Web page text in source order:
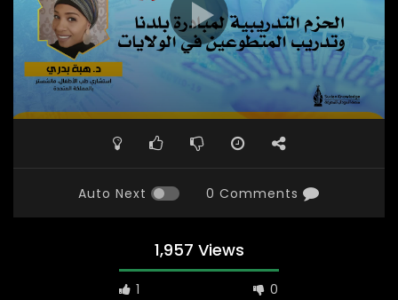
Auto Next 0 Comments
1,957 Views
1 0